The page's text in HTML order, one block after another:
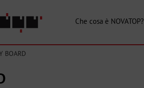
Che cosa è NOVATOP?
BOARD